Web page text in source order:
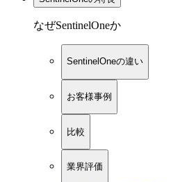
なぜSentinelOneか
SentinelOneの違い
お客様事例
比較
業界評価